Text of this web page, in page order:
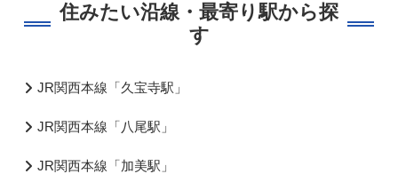
住みたい沿線・最寄り駅から探
す
JR関西本線「久宝寺駅」
JR関西本線「八尾駅」
JR関西本線「加美駅」